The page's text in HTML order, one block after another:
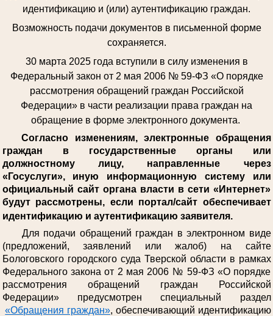
идентификацию и (или) аутентификацию граждан.
Возможность подачи документов в письменной форме
сохраняется.
30 марта 2025 года вступили в силу изменения в
Федеральный закон от 2 мая 2006 № 59-ФЗ «О порядке
рассмотрения обращений граждан Российской
Федерации» в части реализации права граждан на
обращение в форме электронного документа.
Согласно изменениям, электронные обращения
граждан в государственные органы или
должностному лицу, направленные через
«Госуслуги», иную информационную систему или
официальный сайт органа власти в сети «Интернет»
будут рассмотрены, если портал/сайт обеспечивает
идентификацию и аутентификацию заявителя.
Для подачи обращений граждан в электронном виде
(предложений, заявлений или жалоб) на сайте
Бологовского городского суда Тверской области в рамках
Федерального закона от 2 мая 2006 № 59-ФЗ «О порядке
рассмотрения обращений граждан Российской
Федерации» предусмотрен специальный раздел
«Обращения граждан», обеспечивающий идентификацию